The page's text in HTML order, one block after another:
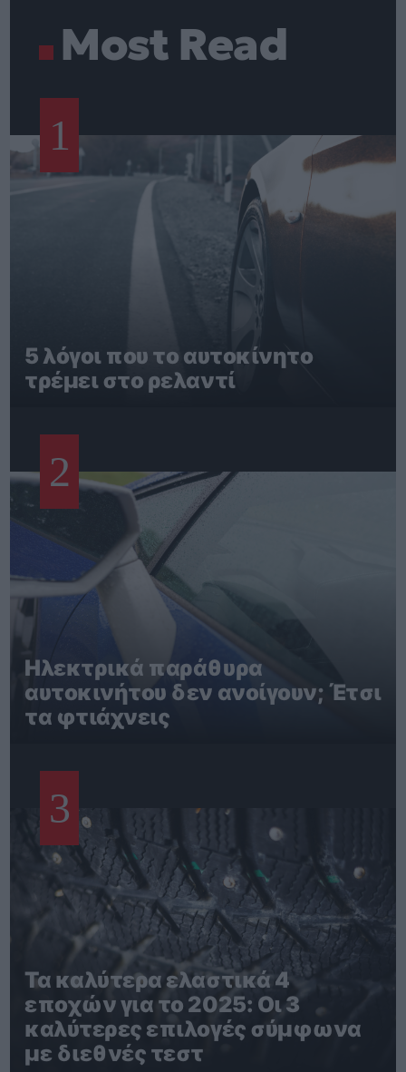
Most Read
1
5 λόγοι που το αυτοκίνητο
τρέμει στο ρελαντί
2
Ηλεκτρικά παράθυρα
αυτοκινήτου δεν ανοίγουν; Έτσι
τα φτιάχνεις
3
Τα καλύτερα ελαστικά 4
εποχών για το 2025: Οι 3
καλύτερες επιλογές σύμφωνα
με διεθνές τεστ